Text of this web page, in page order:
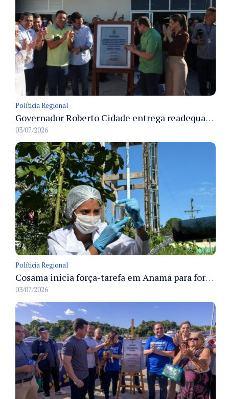
Políticia Regional
Governador Roberto Cidade entrega readequação do ambulatório da FCecon e amplia capacidade de atendimento oncológico em Manaus
03/07/2026
Políticia Regional
Cosama inicia força-tarefa em Anamã para fortalecer abastecimento de água e segurança hídrica da população
03/07/2026